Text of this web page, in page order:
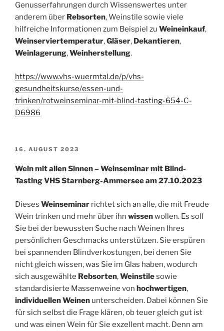
Genusserfahrungen durch Wissenswertes unter
anderem über Rebsorten, Weinstile sowie viele
hilfreiche Informationen zum Beispiel zu Weineinkauf,
Weinserviertemperatur,Gläser, Dekantieren,
Weinlagerung,Weinherstellung.
https://www.vhs-wuermtal.de/p/vhs-
gesundheitskurse/essen-und-
trinken/rotweinseminar-mit-blind-tasting-654-C-
D6986
VERÖFFENTLICHT
16. AUGUST 2023
Wein mit allen Sinnen – Weinseminar mit Blind-
Tasting VHS Starnberg-Ammersee am 27.10.2023
Dieses Weinseminar richtet sich an alle, die mit Freude
Wein trinken und mehr über ihn wissenwollen. Es soll
Sie bei der bewussten Suche nach Weinen Ihres
persönlichen Geschmacks unterstützen. Sie erspüren
bei spannenden Blindverkostungen, bei denen Sie
nicht gleich wissen, was Sie im Glas haben, wodurch
sich ausgewählte Rebsorten,Weinstilesowie
standardisierte Massenweine von hochwertigen,
individuellen Weinen unterscheiden. Dabei können Sie
für sich selbst die Frage klären, ob teuer gleich gut ist
und was einen Wein für Sie exzellent macht. Denn am